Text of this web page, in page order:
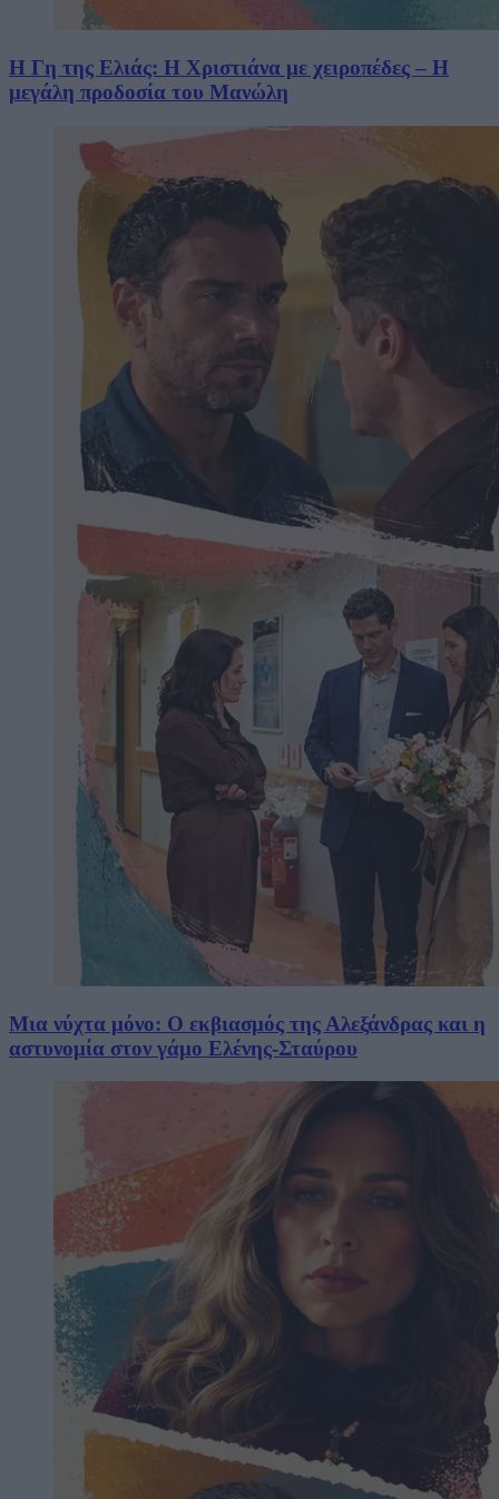
Η Γη της Ελιάς: Η Χριστιάνα με χειροπέδες – Η
μεγάλη προδοσία του Μανώλη
Μια νύχτα μόνο: Ο εκβιασμός της Αλεξάνδρας και η
αστυνομία στον γάμο Ελένης-Σταύρου